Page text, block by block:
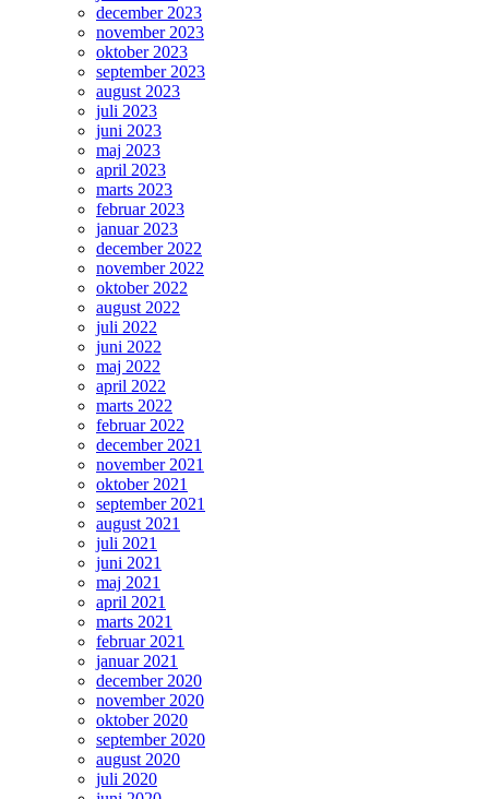
december 2023
november 2023
oktober 2023
september 2023
august 2023
juli 2023
juni 2023
maj 2023
april 2023
marts 2023
februar 2023
januar 2023
december 2022
november 2022
oktober 2022
august 2022
juli 2022
juni 2022
maj 2022
april 2022
marts 2022
februar 2022
december 2021
november 2021
oktober 2021
september 2021
august 2021
juli 2021
juni 2021
maj 2021
april 2021
marts 2021
februar 2021
januar 2021
december 2020
november 2020
oktober 2020
september 2020
august 2020
juli 2020